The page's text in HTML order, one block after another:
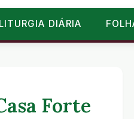
LITURGIA DIÁRIA
Forte